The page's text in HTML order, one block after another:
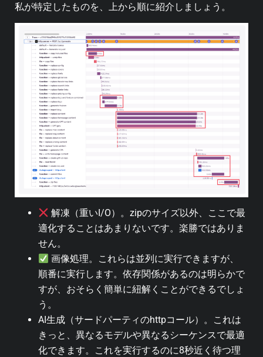
私が特定したものを、上から順に紹介しましょう。
解凍（重いI/O）。zipのサイズ以外、ここで最
適化することはあまりないです。楽勝ではありま
せん。
画像処理。これらは並列に実行できますが、
順番に実行します。依存関係があるのは明らかで
すが、おそらく簡単に紐解くことができるでしょ
う。
AI生成（サードパーティのhttpコール）。これは
きっと、異なるモデルや異なるシーケンスで最適
化できます。これを実行するのに8秒近く待つ理